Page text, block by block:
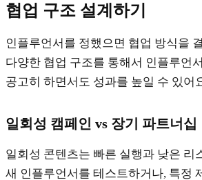
협업 구조 설계하기
인플루언서를 정했으면 협업 방식을
다양한 협업 구조를 통해서 인플루언
공고히 하면서도 성과를 높일 수 있어
일회성 캠페인 vs 장기 파트너십
일회성 콘텐츠는 빠른 실행과 낮은 리
새 인플루언서를 테스트하거나, 특정